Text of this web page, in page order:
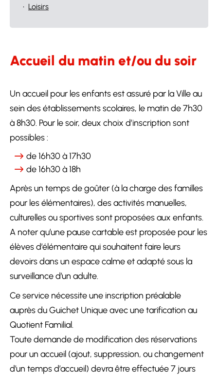
• Loisirs
Accueil du matin et/ou du soir
Un accueil pour les enfants est assuré par la Ville au
sein des établissements scolaires, le matin de 7h30
à 8h30. Pour le soir, deux choix d’inscription sont
possibles :
de 16h30 à 17h30
de 16h30 à 18h
Après un temps de goûter (à la charge des familles
pour les élémentaires), des activités manuelles,
culturelles ou sportives sont proposées aux enfants.
A noter qu’une pause cartable est proposée pour les
élèves d’élémentaire qui souhaitent faire leurs
devoirs dans un espace calme et adapté sous la
surveillance d’un adulte.
Ce service nécessite une inscription préalable
auprès du Guichet Unique avec une tarification au
Quotient Familial.
Toute demande de modification des réservations
pour un accueil (ajout, suppression, ou changement
d’un temps d’accueil) devra être effectuée 7 jours